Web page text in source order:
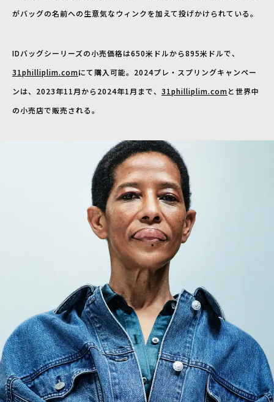
がバッグの名前への生意気なウィンクを加えて投げかけられている。
IDバッグシーリーズの小売価格は650米ドルから895米ドルで、
31philliplim.comにて購入可能。2024プレ・スプリングキャンペー
ンは、2023年11月から2024年1月まで、 31philliplim.comと世界中
の小売店で販売される。